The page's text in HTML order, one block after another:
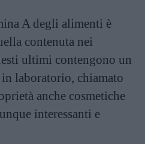
A degli alimenti è
contenuta nei
ultimi contengono un
laboratorio, chiamato
anche cosmetiche
interessanti e